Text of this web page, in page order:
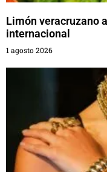
Limón veracruzano
internacional
1 agosto 2026